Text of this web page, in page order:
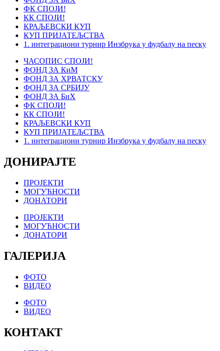
ФК СПОЈИ!
КК СПОЈИ!
КРАЉЕВСКИ КУП
КУП ПРИЈАТЕЉСТВА
1. интеграциони турнир Инзбрука у фудбалу на песку
ЧАСОПИС СПОЈИ!
ФОНД ЗА КиМ
ФОНД ЗА ХРВАТСКУ
ФОНД ЗА СРБИЈУ
ФОНД ЗА БиХ
ФК СПОЈИ!
КК СПОЈИ!
КРАЉЕВСКИ КУП
КУП ПРИЈАТЕЉСТВА
1. интеграциони турнир Инзбрука у фудбалу на песку
ДОНИРАЈТЕ
ПРОЈЕКТИ
МОГУЋНОСТИ
ДОНАТОРИ
ПРОЈЕКТИ
МОГУЋНОСТИ
ДОНАТОРИ
ГАЛЕРИЈА
ФОТО
ВИДЕО
ФОТО
ВИДЕО
КОНТАКТ